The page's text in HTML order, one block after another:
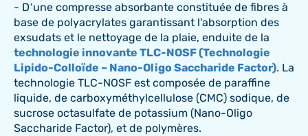
- D’une compresse absorbante constituée de fibres à
base de polyacrylates garantissant l'absorption des
exsudats et le nettoyage de la plaie, enduite de la
technologie innovante TLC-NOSF (Technologie
Lipido-Colloïde – Nano-Oligo Saccharide Factor). La
technologie TLC-NOSF est composée de paraffine
liquide, de carboxyméthylcellulose (CMC) sodique, de
sucrose octasulfate de potassium (Nano-Oligo
Saccharide Factor), et de polymères.